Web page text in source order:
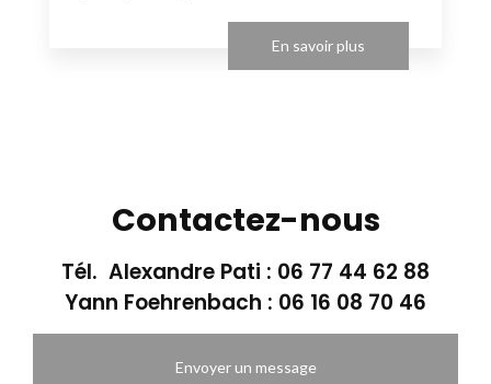
En savoir plus
Contactez-nous
Tél. Alexandre Pati : 06 77 44 62 88
Yann Foehrenbach : 06 16 08 70 46
Envoyer un message